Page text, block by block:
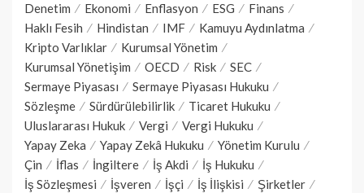
Denetim
Ekonomi Enflasyon ESG
Finans
Haklı Fesih
Hindistan IMF
Kamuyu Aydınlatma
Kripto Varlıklar
Kurumsal Yönetim
Kurumsal Yönetişim
OECD Risk
SEC
Sermaye Piyasası
Sermaye Piyasası Hukuku
Sözleşme
Sürdürülebilirlik
Ticaret Hukuku
Uluslararası Hukuk
Vergi
Vergi Hukuku
Yapay Zeka
Yapay Zekâ Hukuku
Yönetim Kurulu
Çin
İflas İngiltere İş Akdi
İş Hukuku
İş Sözleşmesi
İşveren İşçi İş İlişkisi
Şirketler